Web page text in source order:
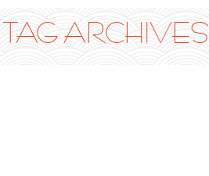
TAG ARCHIVES